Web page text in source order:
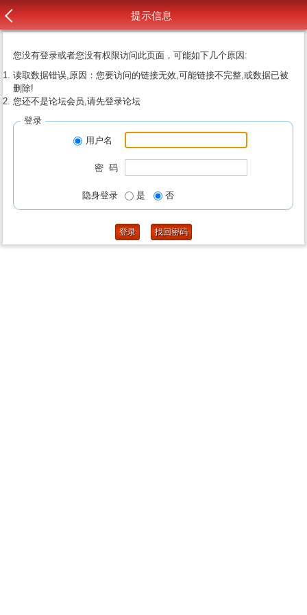
提示信息
您没有登录或者您没有权限访问此页面，可能如下几个原因:
读取数据错误,原因：您要访问的链接无效,可能链接不完整,或数据已被
删除!
您还不是论坛会员,请先登录论坛
登录
用户名
密 码
隐身登录 是 否